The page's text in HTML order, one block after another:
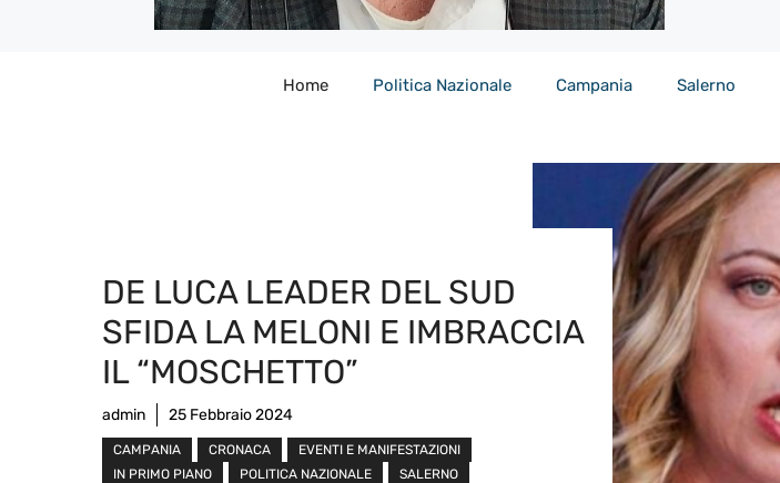
Home Politica Nazionale Campania Salerno
DE LUCA LEADER DEL SUD
SFIDA LA MELONI E IMBRACCIA
IL “MOSCHETTO”
admin 25 Febbraio 2024
CAMPANIA CRONACA
EVENTI E MANIFESTAZIONI
IN PRIMO PIANO
POLITICA NAZIONALE SALERNO